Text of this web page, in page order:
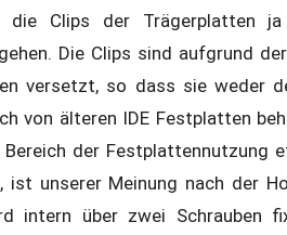
die Clips der Trägerplatten
Die Clips sind aufgrund
versetzt, so dass sie weder
von älteren IDE Festplatten
der Festplattennutzung
ist unserer Meinung nach der
intern über zwei Schrauben